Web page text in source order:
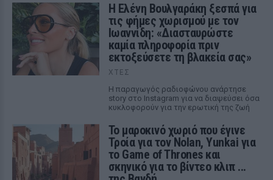
Η Ελένη Βουλγαράκη ξεσπά για
τις φήμες χωρισμού με τον
Ιωαννίδη: «Διασταυρώστε
καμία πληροφορία πριν
εκτοξεύσετε τη βλακεία σας»
ΧΤΕΣ
Η παραγωγός ραδιοφώνου ανάρτησε
story στο Instagram για να διαψεύσει όσα
κυκλοφορούν για την ερωτική της ζωή
Το μαροκινό χωριό που έγινε
Τροία για τον Nolan, Yunkai για
το Game of Thrones και
σκηνικό για το βίντεο κλιπ ...